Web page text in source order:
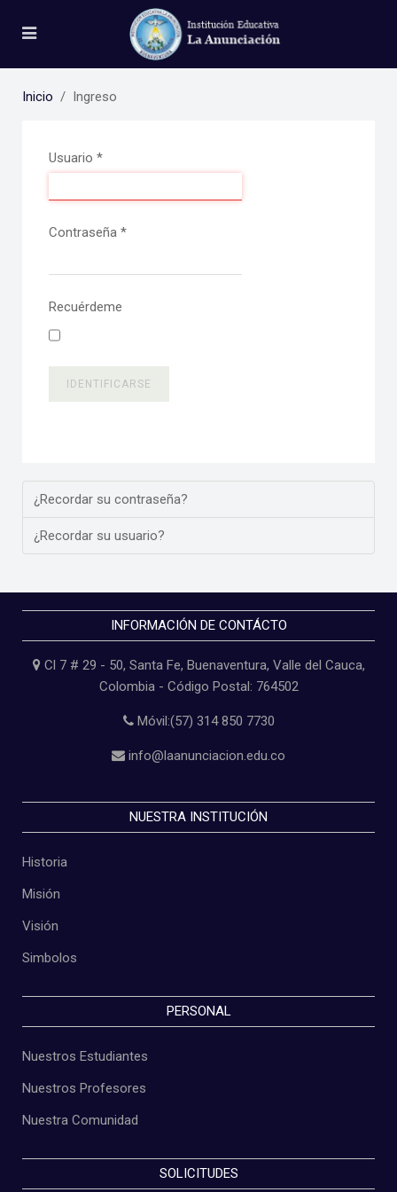
Inicio Ingreso
Usuario *
Contraseña *
Recuérdeme
IDENTIFICARSE
¿Recordar su contraseña?
¿Recordar su usuario?
INFORMACIÓN DE CONTÁCTO
Cl 7 # 29 - 50, Santa Fe, Buenaventura, Valle del Cauca,
Colombia - Código Postal: 764502
Móvil:(57) 314 850 7730
info@laanunciacion.edu.co
NUESTRA INSTITUCIÓN
Historia
Misión
Visión
Simbolos
PERSONAL
Nuestros Estudiantes
Nuestros Profesores
Nuestra Comunidad
SOLICITUDES